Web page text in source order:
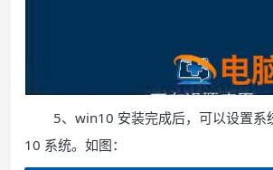
5、win10 安装完成后，可以设置系
10 系统。如图：